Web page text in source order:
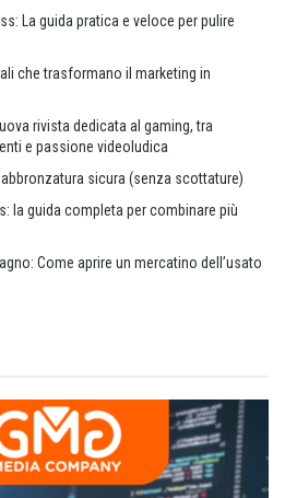
La guida pratica e veloce per pulire
che trasformano il marketing in
rivista dedicata al gaming, tra
e passione videoludica
sicura (senza scottature)
la guida completa per combinare più
Come aprire un mercatino dell’usato